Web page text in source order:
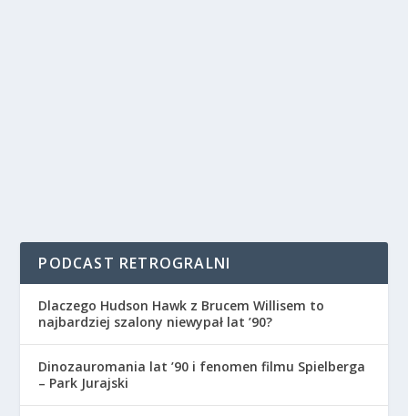
PODCAST RETROGRALNI
Dlaczego Hudson Hawk z Brucem Willisem to
najbardziej szalony niewypał lat ’90?
Dinozauromania lat ’90 i fenomen filmu Spielberga
– Park Jurajski